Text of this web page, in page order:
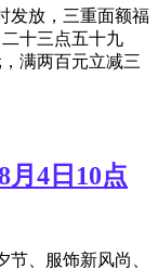
发放，三重面额福
十三点五十九
满两百元立减三
月4日10点
、服饰新风尚、